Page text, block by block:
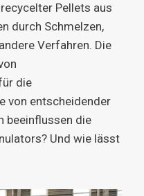
Pellets aus
durch Schmelzen,
Verfahren. Die
die
von entscheidender
beeinflussen die
Und wie lässt